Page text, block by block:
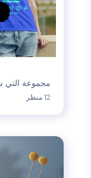
مجموعة التي
12 منظر